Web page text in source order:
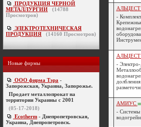
ПРОДУКЦИЯ ЧЕРНОЙ
МЕТАЛЛУРГИИ
(14788
Просмотров)
ЭЛЕКТРОТЕХНИЧЕСКАЯ
ПРОДУКЦИЯ
(14160 Просмотров)
Новые фирмы
ООО фирма Тэра -
Запорожская, Украина, Запорожье.
Продает металлопрокат на
территории Украины с 2001
(05-17-2018)
Ecotherm - Днепропетровская,
Украина, Днепропетровск.
АЛЬЦЕСТ
-
АЛЬЦЕСТ
-
АМИУС
- Системы